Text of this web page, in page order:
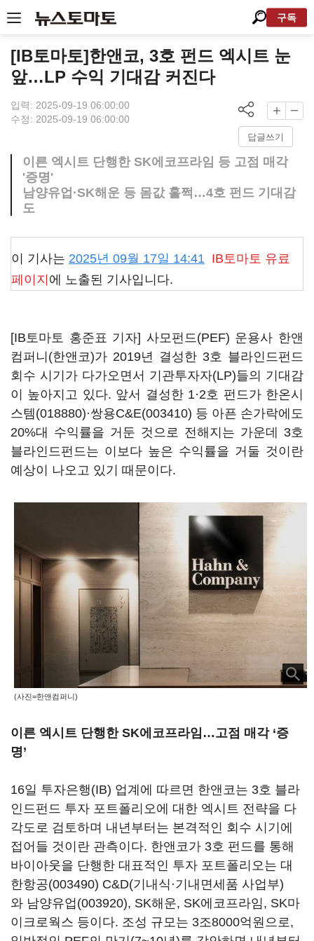
구독
[IB토마토]한앤코, 3호 펀드 엑시트 눈
앞…LP 수익 기대감 커진다
입력: 2025-09-19 06:00:00
수정: 2025-09-19 06:00:00
답글쓰기
이른 엑시트 단행한 SK에코프라임 등 고점 매각
'증명'
남양유업·SK해운 등 몸값 훌쩍…4호 펀드 기대감
도
이 기사는 2025년 09월 17일 14:41 IB토마토 유료
페이지 에 노출된 기사입니다.
[IB토마토 홍준표 기자] 사모펀드(PEF) 운용사 한앤
컴퍼니(한앤코)가 2019년 결성한 3호 블라인드펀드
회수 시기가 다가오면서 기관투자자(LP)들의 기대감
이 높아지고 있다. 앞서 결성한 1·2호 펀드가 한온시
스템(018880)·쌍용C&E(003410) 등 아픈 손가락에도
20%대 수익률을 거둔 것으로 전해지는 가운데 3호
블라인드펀드는 이보다 높은 수익률을 거둘 것이란
예상이 나오고 있기 때문이다.
(사진=한앤컴퍼니)
이른 엑시트 단행한 SK에코프라임…고점 매각 ‘증
명’
16일 투자은행(IB) 업계에 따르면 한앤코는 3호 블라
인드펀드 투자 포트폴리오에 대한 엑시트 전략을 다
각도로 검토하며 내년부터는 본격적인 회수 시기에
접어들 것이란 관측이다. 한앤코가 3호 펀드를 통해
바이아웃을 단행한 대표적인 투자 포트폴리오는 대
한항공(003490) C&D(기내식·기내면세품 사업부)
와 남양유업(003920), SK해운, SK에코프라임, SK마
이크로웍스 등이다. 조성 규모는 3조8000억원으로,